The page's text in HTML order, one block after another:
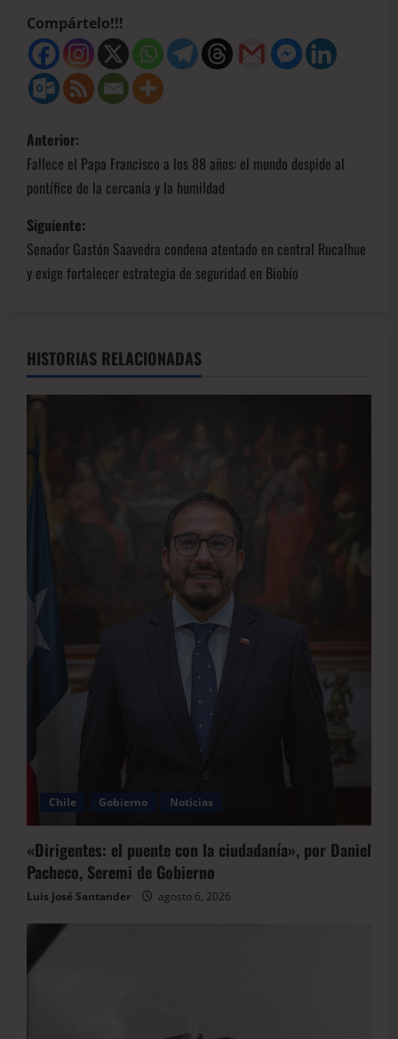
Compártelo!!!
Anterior:
Fallece el Papa Francisco a los 88 años: el mundo despide al
pontífice de la cercanía y la humildad
Siguiente:
Senador Gastón Saavedra condena atentado en central Rucalhue
y exige fortalecer estrategia de seguridad en Biobío
HISTORIAS RELACIONADAS
Chile Gobierno Noticias
«Dirigentes: el puente con la ciudadanía», por Daniel
Pacheco, Seremi de Gobierno
Luis José Santander agosto 6, 2026